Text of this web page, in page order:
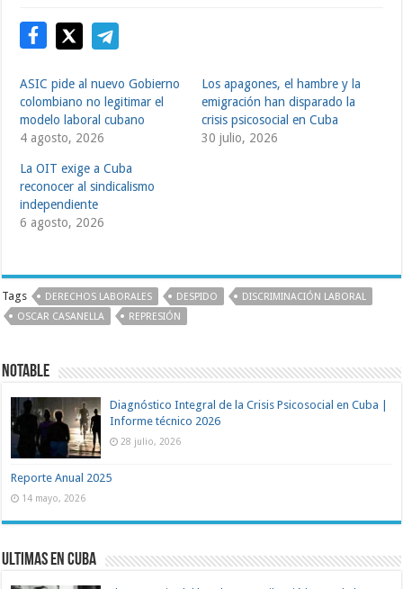
ASIC pide al nuevo Gobierno
colombiano no legitimar el
modelo laboral cubano
4 agosto, 2026
Los apagones, el hambre y la
emigración han disparado la
crisis psicosocial en Cuba
30 julio, 2026
La OIT exige a Cuba
reconocer al sindicalismo
independiente
6 agosto, 2026
Tags DERECHOS LABORALES DESPIDO
DISCRIMINACIÓN LABORAL
OSCAR CASANELLA
REPRESIÓN
Notable
Diagnóstico Integral de la Crisis Psicosocial en Cuba |
Informe técnico 2026
28 julio, 2026
Reporte Anual 2025
14 mayo, 2026
Ultimas en Cuba